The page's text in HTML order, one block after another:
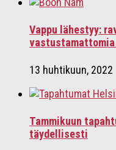
Vappu lähestyy:
13 huhtikuun, 2022
Tammikuun
täydellisesti